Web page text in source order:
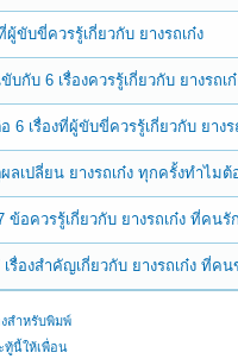
ขับขี่ควรรู้เกี่ยวกับ ยางรถเก๋ง
บกับ 6 เรื่องควรรู้เกี่ยวกับ ยางรถเ
6 เรื่องที่ผู้ขับขี่ควรรู้เกี่ยวกับ ยางร
ลเปลี่ยน ยางรถเก๋ง ทุกครั้งทำไมต้
ข้อควรรู้เกี่ยวกับ ยางรถเก๋ง ที่คน
เรื่องสำคัญเกี่ยวกับ ยางรถเก๋ง ที่ค
สำหรับพิมพ์
ทู้นี้ให้เพื่อน